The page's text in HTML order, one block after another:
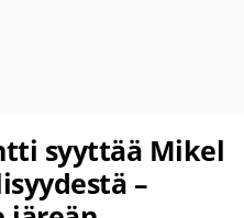
syyttää Mikel
–